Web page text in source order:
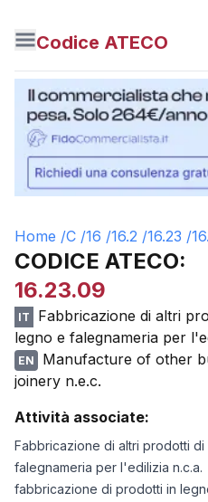
Codice ATECO
Home /C /16 /16.2 /16.23 /
CODICE ATECO:
16.23.09
IT
Fabbricazione di altri
legno e falegnameria per
EN
Manufacture of other
joinery n.e.c.
Attività associate:
Fabbricazione di altri prodotti
falegnameria per l'edilizia n.c.a.
fabbricazione di prodotti in